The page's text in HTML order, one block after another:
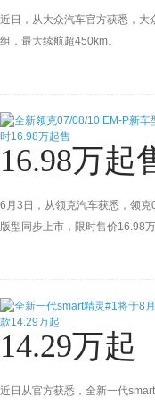
近日，从大众汽车官方获悉，大
组，最大续航超450km。
16.98万起
6月3日，从领克汽车获悉，领
版型同步上市，限时售价16.98万
14.29万起
近日从官方获悉，全新一代